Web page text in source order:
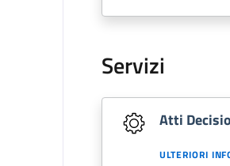
Servizi
Atti
ULTERIORI